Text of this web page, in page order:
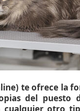
te ofrece la
del puesto